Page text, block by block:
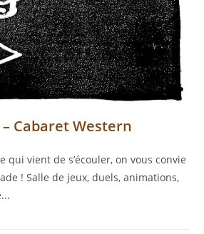
Cabaret Western
qui vient de s’écouler, on vous convie
! Salle de jeux, duels, animations,